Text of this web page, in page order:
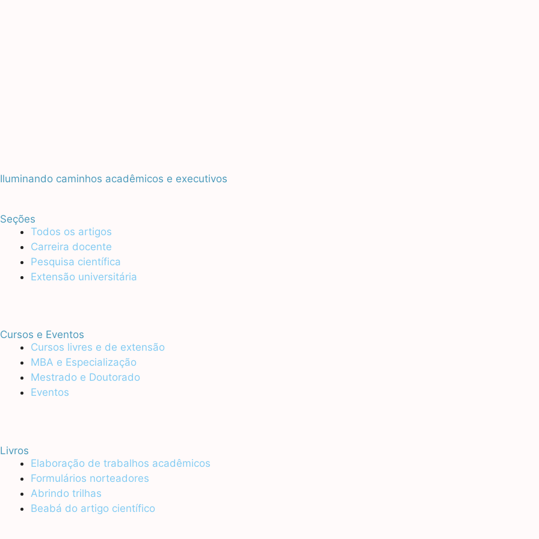
Iluminando caminhos acadêmicos e executivos
Seções
Todos os artigos
Carreira docente
Pesquisa científica
Extensão universitária
Cursos e Eventos
Cursos livres e de extensão
MBA e Especialização
Mestrado e Doutorado
Eventos
Livros
Elaboração de trabalhos acadêmicos
Formulários norteadores
Abrindo trilhas
Beabá do artigo científico